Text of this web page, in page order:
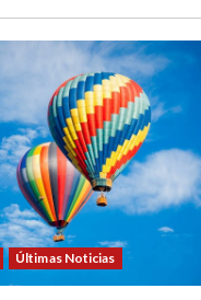
Últimas Noticias